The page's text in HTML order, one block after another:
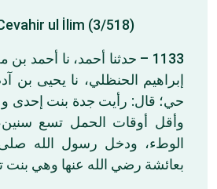
ul İlim (3/518)
1133 – حدثنا أحمد، نا أحمد
إبراهيم الحنظلي، نا يحيى بن
حي؛ قال: رأيت جدة بنت إحدى
وأقل أوقات الحمل تسع
الوطء، ودخل رسول الله
بعائشة رضي الله عنها وهي